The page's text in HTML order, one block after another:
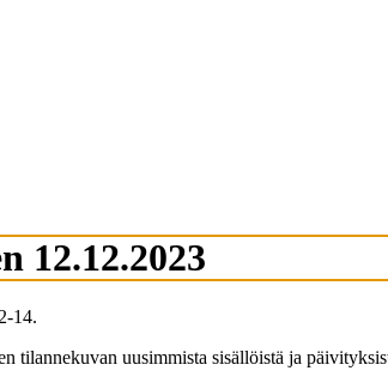
12.12.2023
14.
tilannekuvan uusimmista sisällöistä ja